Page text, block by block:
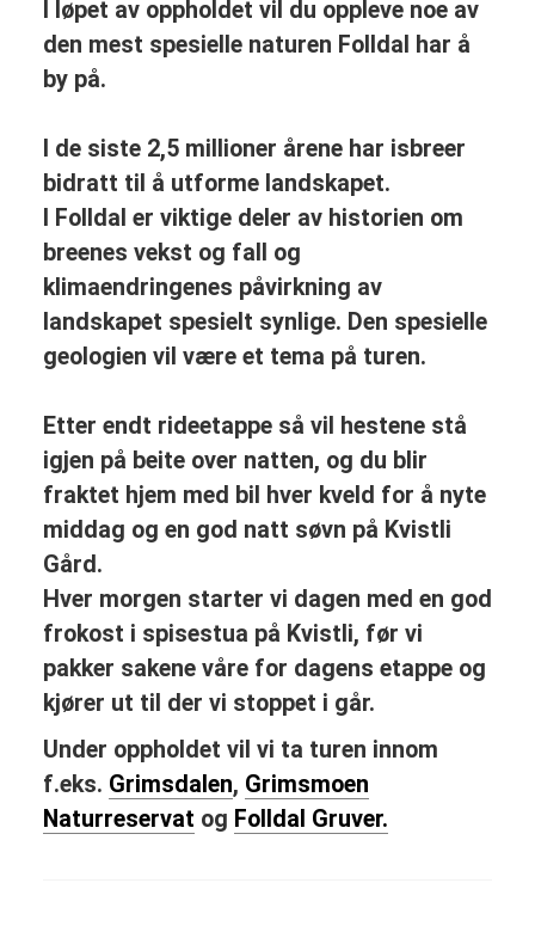
I løpet av oppholdet vil du oppleve noe av
den mest spesielle naturen Folldal har å
by på.
I de siste 2,5 millioner årene har isbreer
bidratt til å utforme landskapet.
I Folldal er viktige deler av historien om
breenes vekst og fall og
klimaendringenes påvirkning av
landskapet spesielt synlige. Den spesielle
geologien vil være et tema på turen.
Etter endt rideetappe så vil hestene stå
igjen på beite over natten, og du blir
fraktet hjem med bil hver kveld for å nyte
middag og en god natt søvn på Kvistli
Gård.
Hver morgen starter vi dagen med en god
frokost i spisestua på Kvistli, før vi
pakker sakene våre for dagens etappe og
kjører ut til der vi stoppet i går.
Under oppholdet vil vi ta turen innom
f.eks. Grimsdalen, Grimsmoen
Naturreservat og Folldal Gruver.